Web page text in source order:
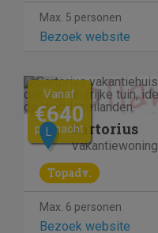
Max. 5 personen
Bezoek website
Previous
Vanaf
€640
per nacht
L Sartorius
Vakantiewoning
Topadv.
Max. 6 personen
Bezoek website